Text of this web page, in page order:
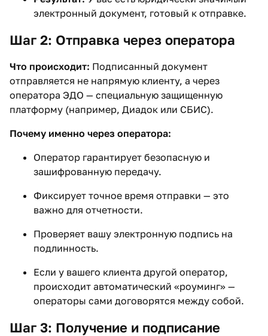
электронный документ, готовый к отправке.
Шаг 2: Отправка через оператора
Что происходит: Подписанный документ
отправляется не напрямую клиенту, а через
оператора ЭДО — специальную защищенную
платформу (например, Диадок или СБИС).
Почему именно через оператора:
Оператор гарантирует безопасную и
зашифрованную передачу.
Фиксирует точное время отправки — это
важно для отчетности.
Проверяет вашу электронную подпись на
подлинность.
Если у вашего клиента другой оператор,
происходит автоматический «роуминг» —
операторы сами договорятся между собой.
Шаг 3: Получение и подписание